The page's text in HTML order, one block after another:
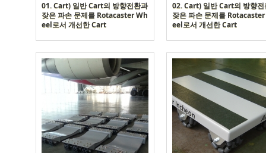
01. Cart) 일반 Cart의 방향전환과
잦은 파손 문제를 Rotacaster Wh
eel로서 개선한 Cart
02. Cart) 일반 Cart의 방향전
잦은 파손 문제를
eel로서 개선한 Cart